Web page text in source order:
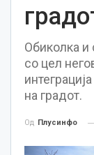
Обиколка и
со цел
на градот.
Од Плусинфо